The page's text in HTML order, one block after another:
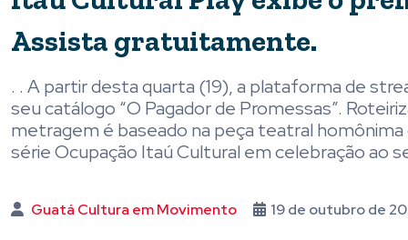
Assista gratuitamente.
. . A partir desta quarta (19), a plataforma de
seu catálogo “O Pagador de Promessas”.
metragem é baseado na peça teatral
série Ocupação Itaú Cultural em celebração ao
Guatá Cultura em Movimento 19 de outubro de